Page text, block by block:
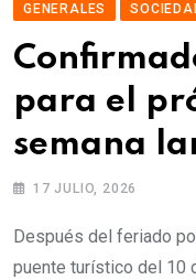
GENERALES
para el
semana
17 JULIO, 2026
Después del feriado
puente turístico del 10